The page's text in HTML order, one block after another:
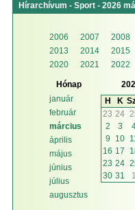
Hírarchívum - Sport - 2026
2006
2007 2008
2013
2014 2015
2020
2021 2022
Hónap
január
február
március
április
május
június
július
augusztus
H
K
23 24
2
3
9
10
16 17
23 24
30 31 1